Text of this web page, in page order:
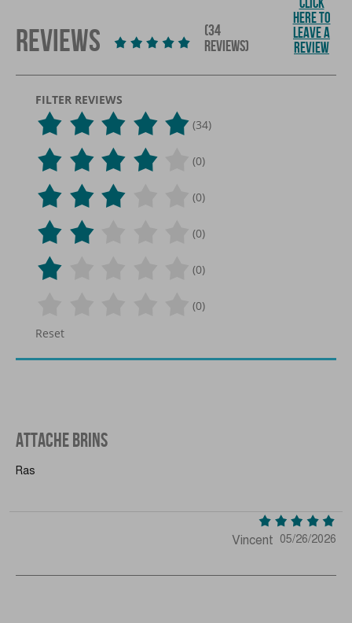
REVIEWS
(34
REVIEWS)
HERE TO
LEAVE A
REVIEW
FILTER REVIEWS
(34)
(0)
(0)
(0)
(0)
(0)
Reset
ATTACHE BRINS
Ras
Vincent 05/26/2026